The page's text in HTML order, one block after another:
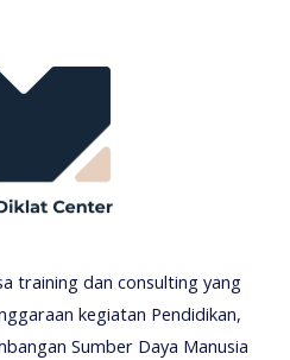
training dan consulting yang
kegiatan Pendidikan,
Sumber Daya Manusia